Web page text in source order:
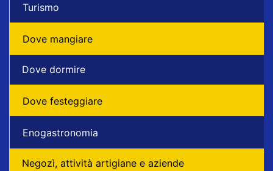
Turismo
Dove mangiare
Dove dormire
Dove festeggiare
Enogastronomia
Negozì, attività artigiane e aziende